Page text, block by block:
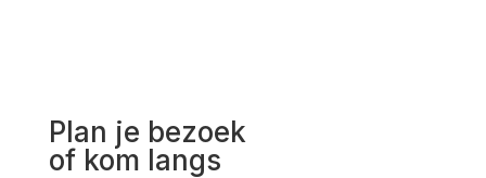
Plan je bezoek
of kom langs